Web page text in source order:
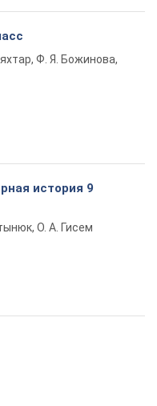
Ф. Я. Божинова,
история 9
О. А. Гисем